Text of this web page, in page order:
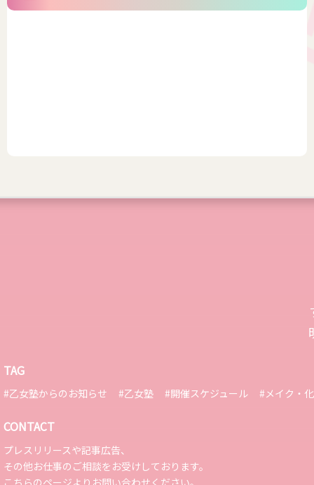
TAG
#乙女塾からのお知らせ #乙女塾 #開催スケジュール #メイク・
CONTACT
プレスリリースや記事広告、
その他お仕事のご相談をお受けしております。
こちらのページよりお問い合わせください。